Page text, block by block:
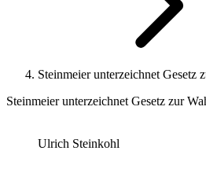
Steinmeier unterzeichnet Gesetz
Steinmeier unterzeichnet Gesetz zur
Ulrich Steinkohl